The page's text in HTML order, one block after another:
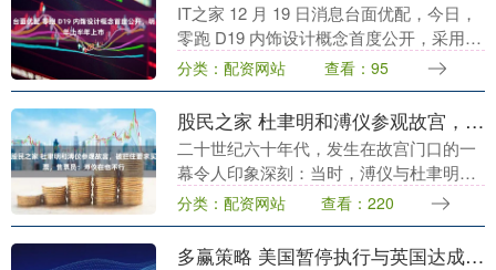
IT之家 12 月 19 日消息台面优配，今日，
零跑 D19 内饰设计概念首度公开，采用双
层叠环绕座舱、超椭圆数字曲面。 IT之家
注意到，零跑 D19 此前已经....
分类：配资网站 查看：95
股民之家 杜聿明和溥仪参观故宫，被拦住要求买票，售票员：溥仪在也不行
二十世纪六十年代，发生在故宫门口的一
幕令人印象深刻：当时，溥仪与杜聿明一
行人走向故宫，却被售票员拦住，要求他
们购买门票。溥仪对售票员说：这是我以
前的家股民之家，....
分类：配资网站 查看：220
多赢策略 美国暂停执行与英国达成的科技合作协议